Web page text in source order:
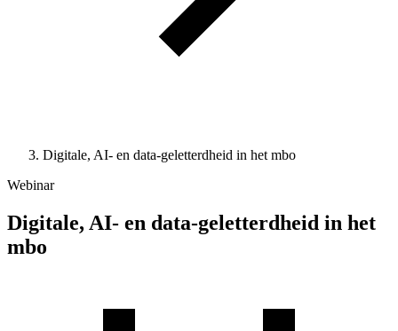
Digitale, AI- en data-geletterdheid in het mbo
Webinar
Digitale, AI- en data-geletterdheid in het
mbo